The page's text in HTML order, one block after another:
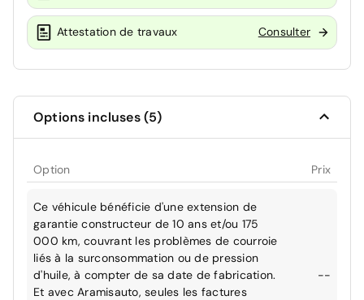
Attestation de travaux Consulter
Options incluses (5)
Option Prix
Ce véhicule bénéficie d'une extension de
garantie constructeur de 10 ans et/ou 175
000 km, couvrant les problèmes de courroie
liés à la surconsommation ou de pression
d'huile, à compter de sa date de fabrication.
Et avec Aramisauto, seules les factures
--